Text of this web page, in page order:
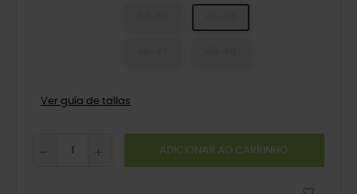
Ver guía de tallas
ADICIONAR AO CARRINHO